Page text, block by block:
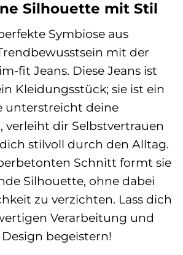
Silhouette mit Stil
Symbiose aus
mit der
fit Jeans. Diese Jeans ist
Kleidungsstück; sie ist ein
unterstreicht deine
verleiht dir Selbstvertrauen
stilvoll durch den Alltag.
Schnitt formt sie
Silhouette, ohne dabei
zu verzichten. Lass dich
Verarbeitung und
begeistern!